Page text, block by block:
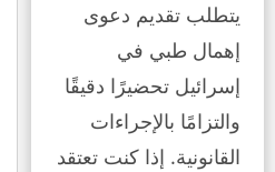
يتطلب تقديم دعوى
إهمال طبي في
إسرائيل تحضيرًا دقيقًا
والتزامًا بالإجراءات
القانونية. إذا كنت تعتقد